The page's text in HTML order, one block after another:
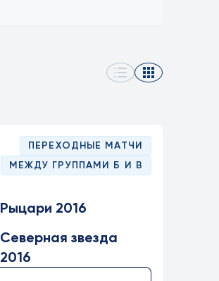
ПЕРЕХОДНЫЕ МАТЧИ
МЕЖДУ ГРУППАМИ Б И В
Рыцари 2016
Северная звезда
2016